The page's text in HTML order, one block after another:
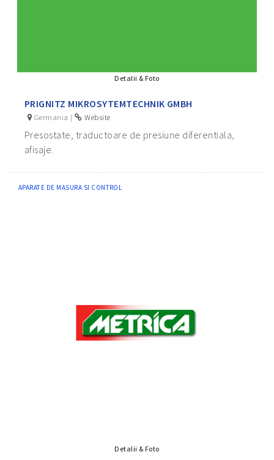
Detalii & Foto
PRIGNITZ MIKROSYTEMTECHNIK GMBH
Germania | Website
Presostate, traductoare de presiune diferentiala,
afisaje.
APARATE DE MASURA SI CONTROL
Detalii & Foto